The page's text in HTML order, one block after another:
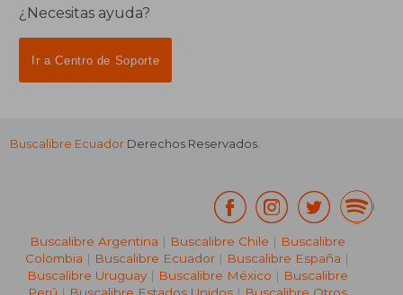
¿Necesitas ayuda?
Ir a Centro de Soporte
Buscalibre Ecuador Derechos Reservados.
Buscalibre Argentina | Buscalibre Chile | Buscalibre
Colombia | Buscalibre Ecuador | Buscalibre España |
Buscalibre Uruguay| Buscalibre México | Buscalibre